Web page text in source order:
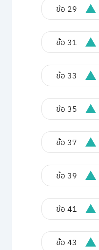
ข้อ 29
ข้อ 31
ข้อ 33
ข้อ 35
ข้อ 37
ข้อ 39
ข้อ 41
ข้อ 43